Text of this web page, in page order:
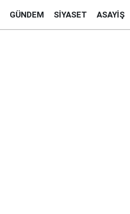
GÜNDEM SIYASET ASAYIŞ